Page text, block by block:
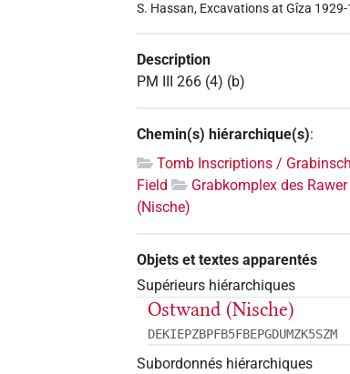
S. Hassan, Excavations at Gîza
Description
PM III 266 (4) (b)
Chemin(s) hiérarchique(s):
Tomb Inscriptions /
Field
Grabkomplex des
(Nische)
Objets et textes apparentés
Supérieurs hiérarchiques
Ostwand (Nische)
DEKIEPZBPFB5FBEPGDUMZK5SZM
Subordonnés hiérarchiques